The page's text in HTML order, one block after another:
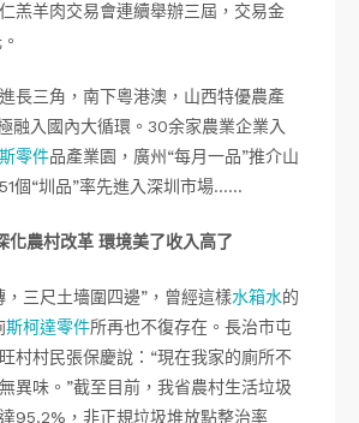
羔羊肉交易會連續舉辦三屆，交易金
長三角，南下粵港澳，山西特優農產
融入國內大循環。30余家農業企業入
零件品產業園，廣州“每月一品”推介山
個“圳品”率先進入深圳市場……
化農村改革 環境美了收入高了
，三尺土墻圍四邊”，曾經這樣水箱水的
斯柯達零件所再也不復存在。長治市屯
村村民張保慶說：“現在我家的廁所不
異味。”截至目前，我省農村生活垃圾
95.2%，非正規垃圾堆放點整治率